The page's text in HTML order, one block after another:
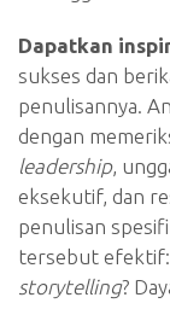
Dapatkan
sukses dan
penulisannya.
dengan
leadership,
eksekutif, dan
penulisan
tersebut efektif:
storytelling?